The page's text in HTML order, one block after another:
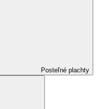
Posteľné plachty